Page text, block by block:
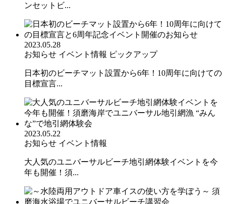
ンセットビ...
2023.05.28
お知らせ イベント情報 ピックアップ
日本初のビーチマット設置から6年！10周年に向けての
目標宣言...
2023.05.22
お知らせ イベント情報
大人気のユニバーサルビーチ地引網体験イベントを今
年も開催！須...